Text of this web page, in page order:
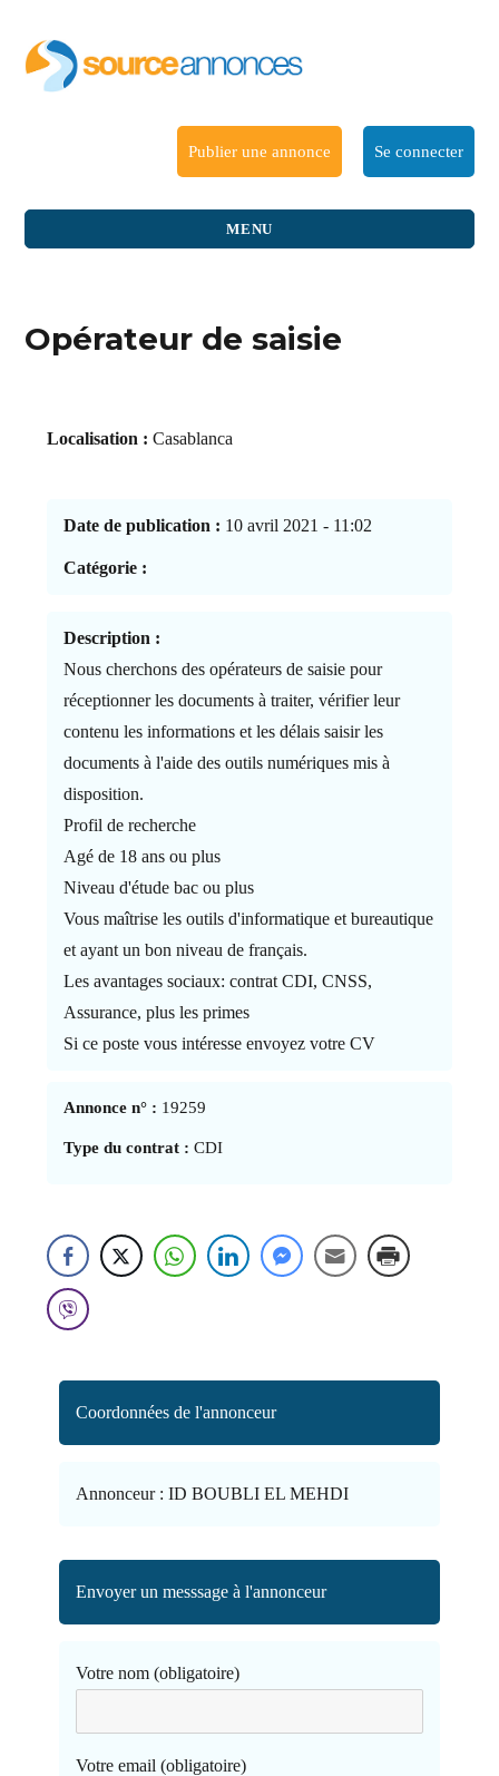
Publier une annonce Se connecter
MENU
Opérateur de saisie
Localisation : Casablanca
Date de publication : 10 avril 2021 - 11:02
Catégorie :
Description :
Nous cherchons des opérateurs de saisie pour
réceptionner les documents à traiter, vérifier leur
contenu les informations et les délais saisir les
documents à l'aide des outils numériques mis à
disposition.
Profil de recherche
Agé de 18 ans ou plus
Niveau d'étude bac ou plus
Vous maîtrise les outils d'informatique et bureautique
et ayant un bon niveau de français.
Les avantages sociaux: contrat CDI, CNSS,
Assurance, plus les primes
Si ce poste vous intéresse envoyez votre CV
Annonce n° : 19259
Type du contrat : CDI
Coordonnées de l'annonceur
Annonceur : ID BOUBLI EL MEHDI
Envoyer un messsage à l'annonceur
Votre nom (obligatoire)
Votre email (obligatoire)